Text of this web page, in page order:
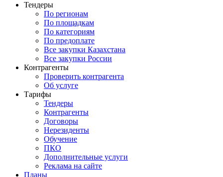
Тендеры
По регионам
По площадкам
По категориям
По предоплате
Все закупки Казахстана
Все закупки России
Контрагенты
Проверить контрагента
Об услуге
Тарифы
Тендеры
Контрагенты
Договоры
Нерезиденты
Обучение
ПКО
Дополнительные услуги
Реклама на сайте
Планы